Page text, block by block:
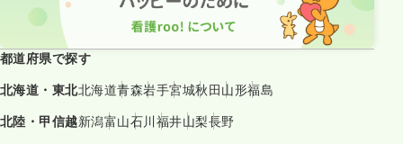
都道府県で探す
北海道・東北北海道青森岩手宮城秋田山形福島
北陸・甲信越新潟富山石川福井山梨長野